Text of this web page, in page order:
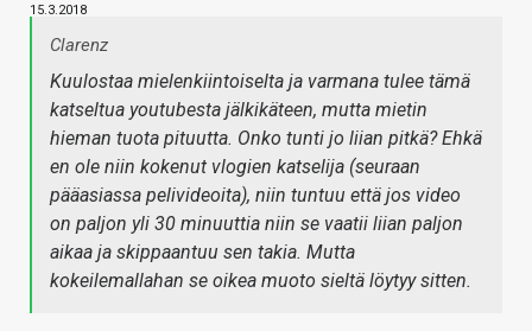
15.3.2018
Clarenz
Kuulostaa mielenkiintoiselta ja varmana tulee tämä
katseltua youtubesta jälkikäteen, mutta mietin
hieman tuota pituutta. Onko tunti jo liian pitkä? Ehkä
en ole niin kokenut vlogien katselija (seuraan
pääasiassa pelivideoita), niin tuntuu että jos video
on paljon yli 30 minuuttia niin se vaatii liian paljon
aikaa ja skippaantuu sen takia. Mutta
kokeilemallahan se oikea muoto sieltä löytyy sitten.